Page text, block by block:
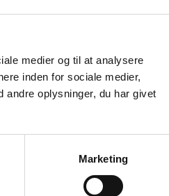
medier og til at analysere
inden for sociale medier,
andre oplysninger, du har givet
Marketing